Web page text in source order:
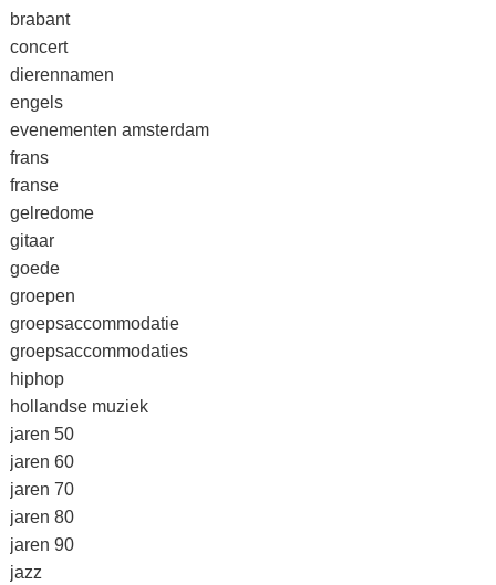
brabant
concert
dierennamen
engels
evenementen amsterdam
frans
franse
gelredome
gitaar
goede
groepen
groepsaccommodatie
groepsaccommodaties
hiphop
hollandse muziek
jaren 50
jaren 60
jaren 70
jaren 80
jaren 90
jazz